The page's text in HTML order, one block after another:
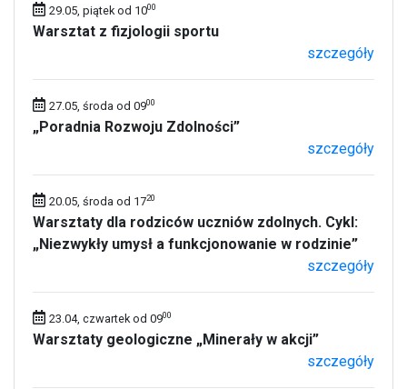
29.05, piątek od 1000
Warsztat z fizjologii sportu
szczegóły
27.05, środa od 0900
„Poradnia Rozwoju Zdolności”
szczegóły
20.05, środa od 1720
Warsztaty dla rodziców uczniów zdolnych. Cykl:
„Niezwykły umysł a funkcjonowanie w rodzinie”
szczegóły
23.04, czwartek od 0900
Warsztaty geologiczne „Minerały w akcji”
szczegóły